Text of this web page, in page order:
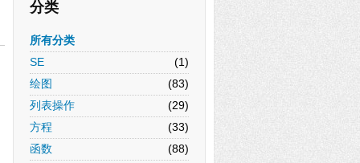
分类
所有分类
SE
(1)
绘图
(83)
列表操作
(29)
方程
(33)
函数
(88)